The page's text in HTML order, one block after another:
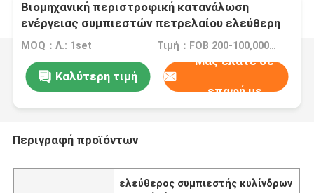
Βιομηχανική περιστροφική κατανάλωση
ενέργειας συμπιεστών πετρελαίου ελεύθερη
απολύτως ασφαλής μικρή
MOQ：Λ.: 1set Τιμή：FOB 200-100,000USD
Καλύτερη τιμή
Μας ελάτε σε
επαφή με
Περιγραφή προϊόντων
ελεύθερος συμπιεστής κυλίνδρων